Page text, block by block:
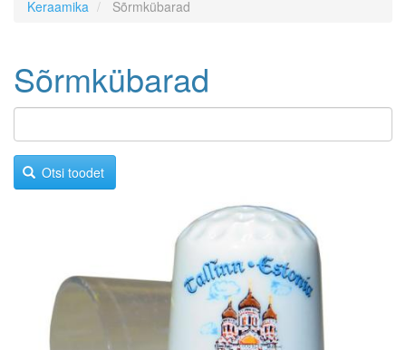
Keraamika Sõrmkübarad
Sõrmkübarad
Otsi toodet